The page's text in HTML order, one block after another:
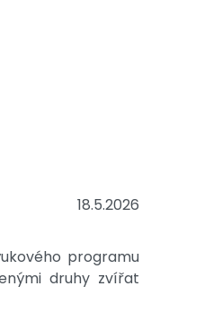
18.5.2026
programu
druhy zvířat